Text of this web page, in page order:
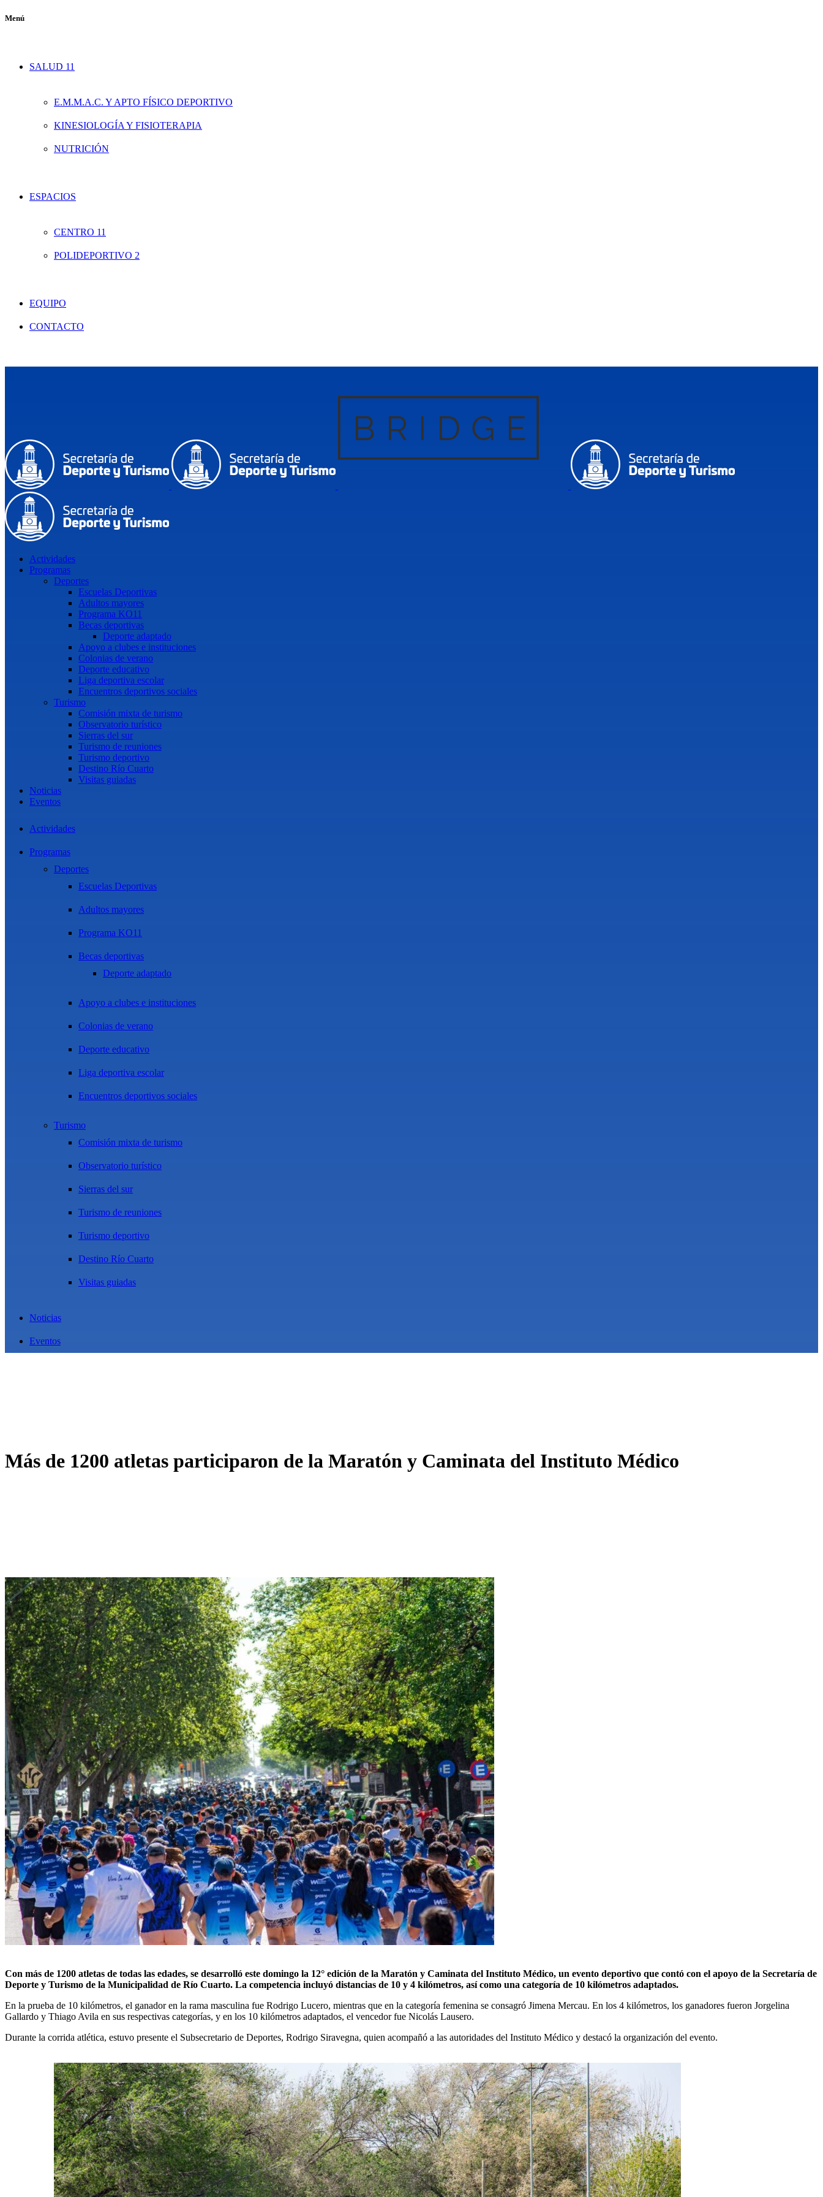
Menú
SALUD 11
E.M.M.A.C. Y APTO FÍSICO DEPORTIVO
KINESIOLOGÍA Y FISIOTERAPIA
NUTRICIÓN
ESPACIOS
CENTRO 11
POLIDEPORTIVO 2
EQUIPO
CONTACTO
Actividades
Programas
Deportes
Escuelas Deportivas
Adultos mayores
Programa KO11
Becas deportivas
Deporte adaptado
Apoyo a clubes e instituciones
Colonias de verano
Deporte educativo
Liga deportiva escolar
Encuentros deportivos sociales
Turismo
Comisión mixta de turismo
Observatorio turístico
Sierras del sur
Turismo de reuniones
Turismo deportivo
Destino Río Cuarto
Visitas guiadas
Noticias
Eventos
Actividades
Programas
Deportes
Escuelas Deportivas
Adultos mayores
Programa KO11
Becas deportivas
Deporte adaptado
Apoyo a clubes e instituciones
Colonias de verano
Deporte educativo
Liga deportiva escolar
Encuentros deportivos sociales
Turismo
Comisión mixta de turismo
Observatorio turístico
Sierras del sur
Turismo de reuniones
Turismo deportivo
Destino Río Cuarto
Visitas guiadas
Noticias
Eventos
Más de 1200 atletas participaron de la Maratón y Caminata del Instituto Médico
Con más de 1200 atletas de todas las edades, se desarrolló este domingo la 12° edición de la Maratón y Caminata del Instituto Médico, un evento deportivo que contó con el apoyo de la Secretaría de
Deporte y Turismo de la Municipalidad de Río Cuarto. La competencia incluyó distancias de 10 y 4 kilómetros, así como una categoría de 10 kilómetros adaptados.
En la prueba de 10 kilómetros, el ganador en la rama masculina fue Rodrigo Lucero, mientras que en la categoría femenina se consagró Jimena Mercau. En los 4 kilómetros, los ganadores fueron Jorgelina
Gallardo y Thiago Avila en sus respectivas categorías, y en los 10 kilómetros adaptados, el vencedor fue Nicolás Lausero.
Durante la corrida atlética, estuvo presente el Subsecretario de Deportes, Rodrigo Siravegna, quien acompañó a las autoridades del Instituto Médico y destacó la organización del evento.